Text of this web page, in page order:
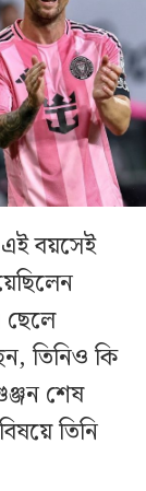
বয়সেই
ছেলে
তিনিও কি
শেষ
তিনি